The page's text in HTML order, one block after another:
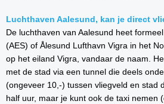
Luchthaven Aalesund, kan je direct
De luchthaven van Aalesund heet
(AES) of Ålesund Lufthavn Vigra in het
op het eiland Vigra, vandaar de naam.
met de stad via een tunnel die deels
(ongeveer 10,-) tussen vliegveld en stad
half uur, maar je kunt ook de taxi nemen